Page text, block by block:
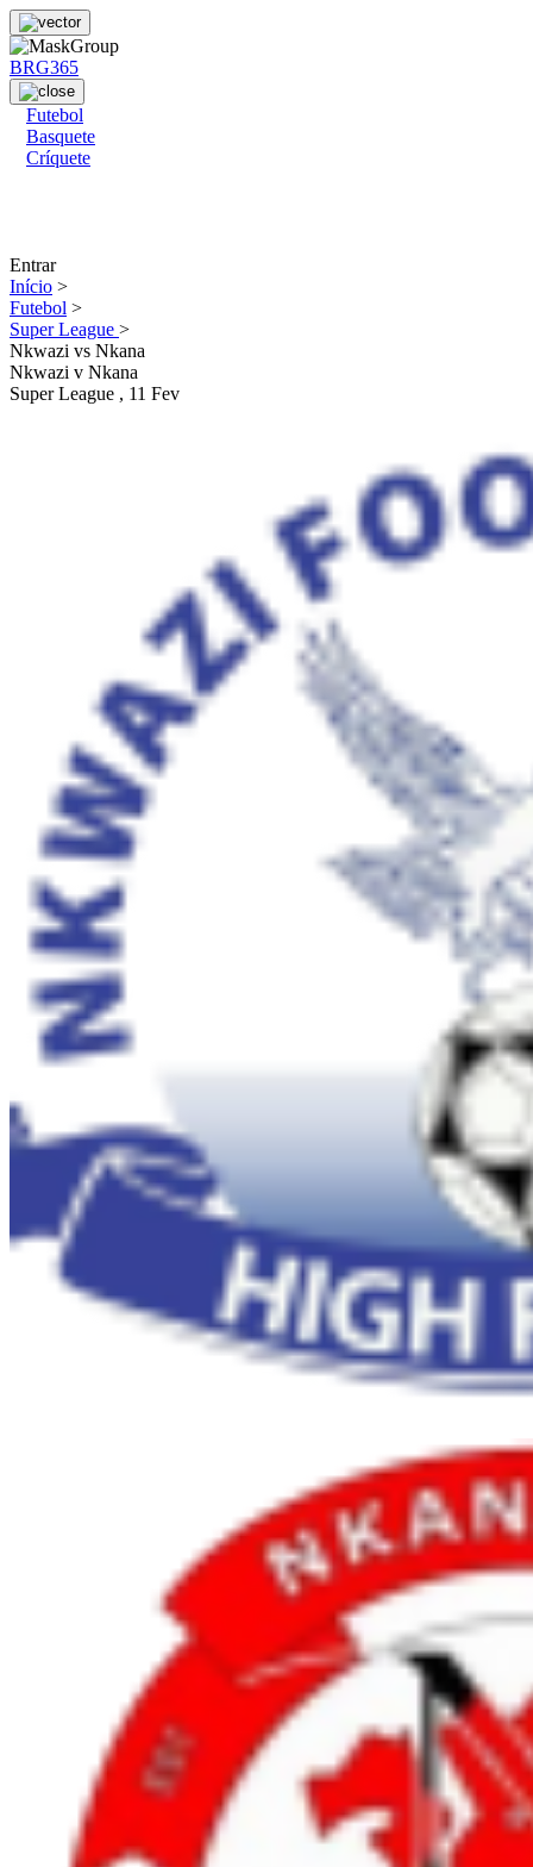
BRG365
Futebol
Basquete
Críquete
Entrar
Início >
Futebol >
Super League >
Nkwazi vs Nkana
Nkwazi v Nkana
Super League , 11 Fev